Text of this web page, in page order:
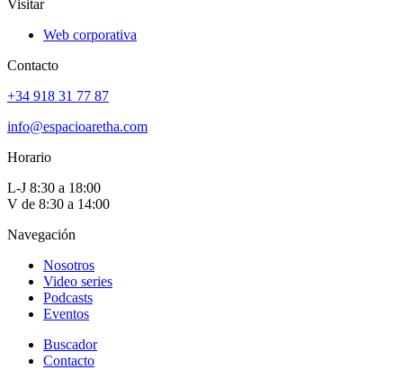
Visitar
Web corporativa
Contacto
+34 918 31 77 87
info@espacioaretha.com
Horario
L-J 8:30 a 18:00
V de 8:30 a 14:00
Navegación
Nosotros
Video series
Podcasts
Eventos
Buscador
Contacto